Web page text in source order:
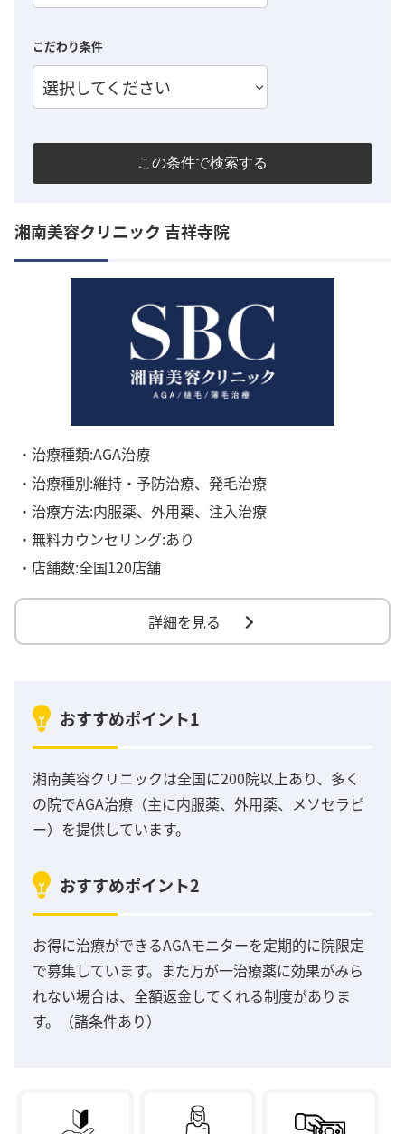
こだわり条件
選択してください
この条件で検索する
湘南美容クリニック 吉祥寺院
・治療種類:AGA治療
・治療種別:維持・予防治療、発毛治療
・治療方法:内服薬、外用薬、注入治療
・無料カウンセリング:あり
・店舗数:全国120店舗
詳細を見る
おすすめポイント1
湘南美容クリニックは全国に200院以上あり、多く
の院でAGA治療（主に内服薬、外用薬、メソセラピ
ー）を提供しています。
おすすめポイント2
お得に治療ができるAGAモニターを定期的に院限定
で募集しています。また万が一治療薬に効果がみら
れない場合は、全額返金してくれる制度がありま
す。（諸条件あり）